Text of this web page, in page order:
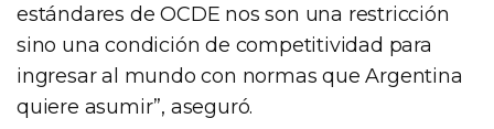
estándares de OCDE nos son una restricción
sino una condición de competitividad para
ingresar al mundo con normas que Argentina
quiere asumir”, aseguró.